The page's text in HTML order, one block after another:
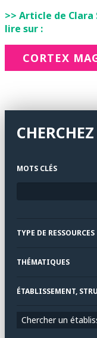
>> Article de Clara
lire sur :
CORTEX
MOTS CLÉS
TYPE DE RESSOURCES
THÉMATIQUES
ÉTABLISSEMENT,